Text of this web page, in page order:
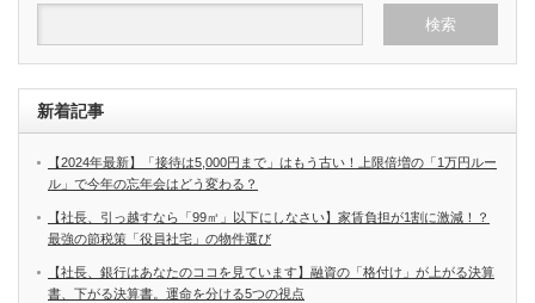
新着記事
【2024年最新】「接待は5,000円まで」はもう古い！上限倍増の「1万円ルー
ル」で今年の忘年会はどう変わる？
【社長、引っ越すなら「99㎡」以下にしなさい】家賃負担が1割に激減！？
最強の節税策「役員社宅」の物件選び
【社長、銀行はあなたのココを見ています】融資の「格付け」が上がる決算
書、下がる決算書。運命を分ける5つの視点